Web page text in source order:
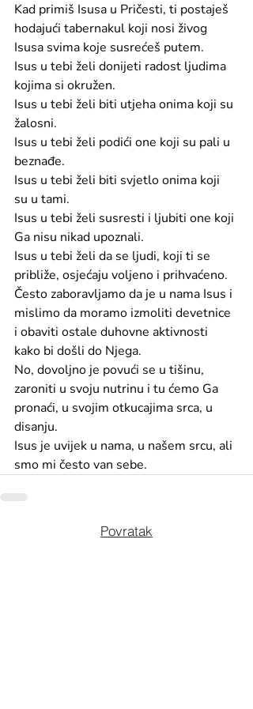
Kad primiš Isusa u Pričesti, ti postaješ
hodajući tabernakul koji nosi živog
Isusa svima koje susrećeš putem.
Isus u tebi želi donijeti radost ljudima
kojima si okružen.
Isus u tebi želi biti utjeha onima koji su
žalosni.
Isus u tebi želi podići one koji su pali u
beznađe.
Isus u tebi želi biti svjetlo onima koji
su u tami.
Isus u tebi želi susresti i ljubiti one koji
Ga nisu nikad upoznali.
Isus u tebi želi da se ljudi, koji ti se
približe, osjećaju voljeno i prihvaćeno.
Često zaboravljamo da je u nama Isus i
mislimo da moramo izmoliti devetnice
i obaviti ostale duhovne aktivnosti
kako bi došli do Njega.
No, dovoljno je povući se u tišinu,
zaroniti u svoju nutrinu i tu ćemo Ga
pronaći, u svojim otkucajima srca, u
disanju.
Isus je uvijek u nama, u našem srcu, ali
smo mi često van sebe.
Povratak